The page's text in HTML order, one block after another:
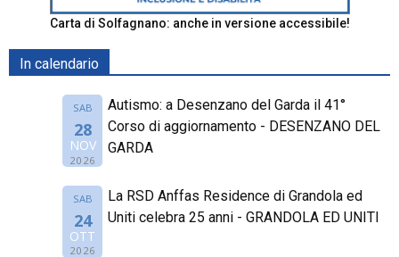
Carta di Solfagnano: anche in versione accessibile!
In calendario
SAB
28
NOV
2026
Autismo: a Desenzano del Garda il 41°
Corso di aggiornamento - DESENZANO DEL
GARDA
SAB
24
OTT
2026
La RSD Anffas Residence di Grandola ed
Uniti celebra 25 anni - GRANDOLA ED UNITI